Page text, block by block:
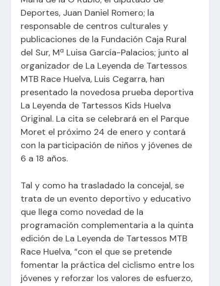
Deportes, Juan Daniel Romero; la
responsable de centros culturales y
publicaciones de la Fundación Caja Rural
del Sur, Mª Luisa García-Palacios; junto al
organizador de La Leyenda de Tartessos
MTB Race Huelva, Luis Cegarra, han
presentado la novedosa prueba deportiva
La Leyenda de Tartessos Kids Huelva
Original. La cita se celebrará en el Parque
Moret el próximo 24 de enero y contará
con la participación de niños y jóvenes de
6 a 18 años.
Tal y como ha trasladado la concejal, se
trata de un evento deportivo y educativo
que llega como novedad de la
programación complementaria a la quinta
edición de La Leyenda de Tartessos MTB
Race Huelva, “con el que se pretende
fomentar la práctica del ciclismo entre los
jóvenes y reforzar los valores de esfuerzo,